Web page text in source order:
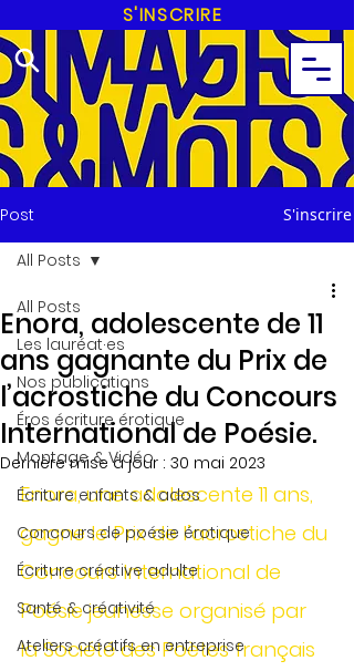
S'INSCRIRE
Post S'inscrire
All Posts
Les lauréat·es
Nos publications
Éros écriture érotique
Montage & Vidéo
Écriture enfants & ados
Concours de poésie érotique
Écriture créative adulte
Santé & créativité
Ateliers créatifs en entreprise
All Posts
Enora, adolescente de 11
ans gagnante du Prix de
l’acrostiche du Concours
International de Poésie.
Dernière mise à jour : 30 mai 2023
Enora, une adolescente 11 ans,
gagne le Prix de l’acrostiche du
Concours International de
Poésie jeunesse organisé par
la Société des Poètes français